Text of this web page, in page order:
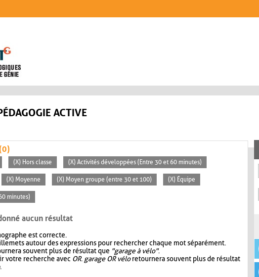
ACTIVE
(X) Hors classe (X) Activités développées (Entre 30 et 60 minutes)
(X) Moyenne (X) Moyen groupe (entre 30 et 100) (X) Équipe
minutes)
aucun résultat
est correcte.
autour des expressions pour rechercher chaque mot séparément.
souvent plus de résultat que "garage à vélo".
votre recherche avec OR. garage OR véloretournera souvent plus de résultat
.